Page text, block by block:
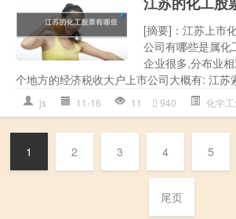
[摘要]：江苏上市
公司有哪些是属
企业很多,分布业
个地方的经济税收大户上市公司大概有: 江苏
js 11-16 11 940 化学工
1 2 3 4 5
尾页